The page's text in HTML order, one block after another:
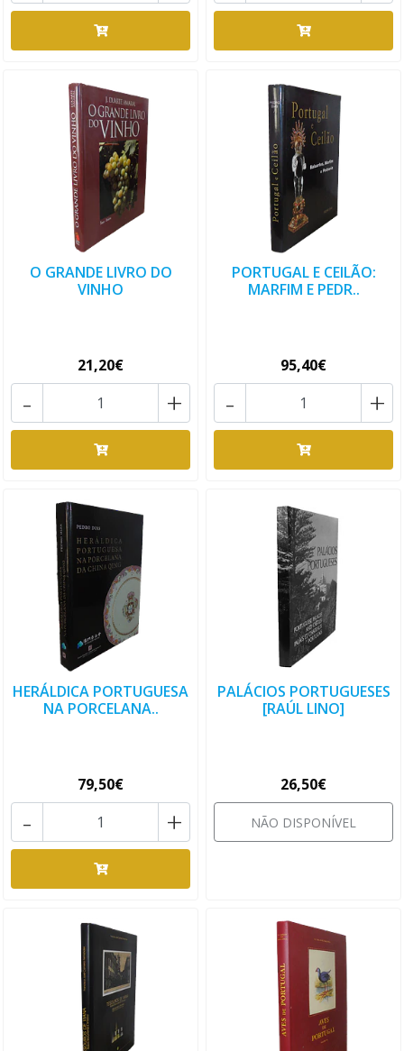
O GRANDE LIVRO DO
VINHO
21,20€
+
-
PORTUGAL E CEILÃO:
MARFIM E PEDR..
95,40€
+
-
HERÁLDICA PORTUGUESA
NA PORCELANA..
79,50€
+
-
PALÁCIOS PORTUGUESES
[RAÚL LINO]
26,50€
NÃO DISPONÍVEL